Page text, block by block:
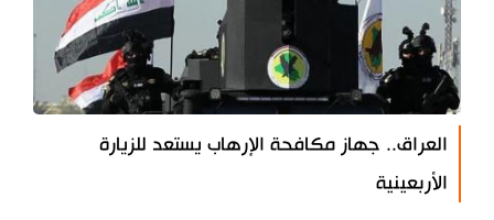
العراق.. جهاز مكافحة الإرهاب يستعد للزيارة
الأربعينية